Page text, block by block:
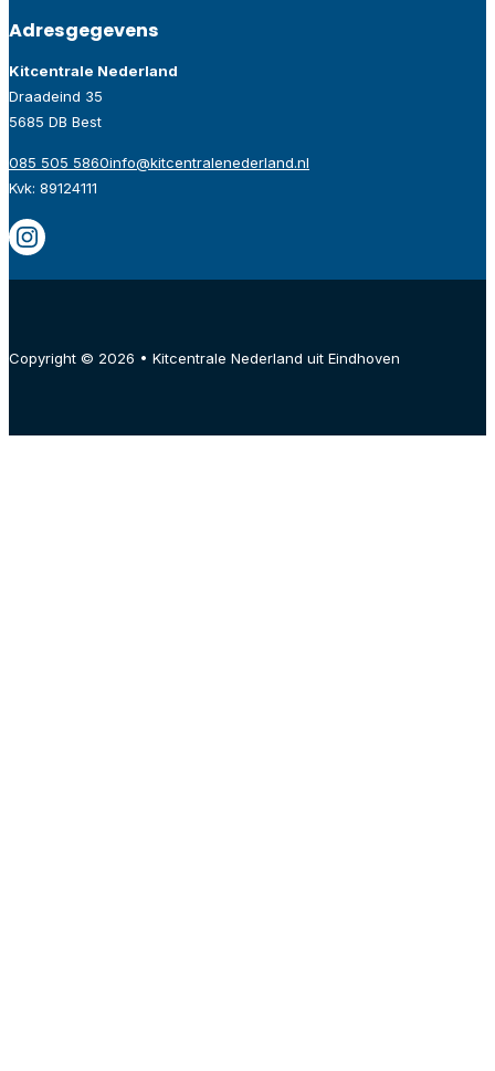
Adresgegevens
Kitcentrale Nederland
Draadeind 35
5685 DB Best
085 505 5860info@kitcentralenederland.nl
Kvk: 89124111
Copyright © 2026 • Kitcentrale Nederland uit Eindhoven